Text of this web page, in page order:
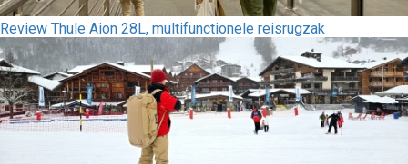
Review Thule Aion 28L, multifunctionele reisrugzak